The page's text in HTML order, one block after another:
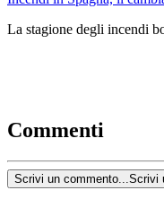
La stagione degli incendi
Commenti
Scrivi un commento... Scrivi